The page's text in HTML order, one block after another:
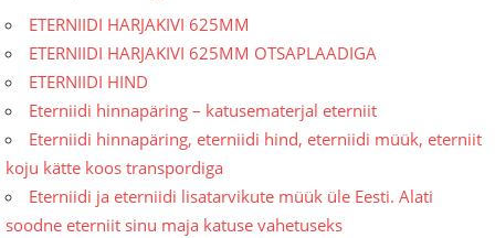
ETERNIIDI HARJAKIVI 625MM
ETERNIIDI HARJAKIVI 625MM OTSAPLAADIGA
ETERNIIDI HIND
Eterniidi hinnapäring – katusematerjal eterniit
Eterniidi hinnapäring, eterniidi hind, eterniidi müük, eterniit
koju kätte koos transpordiga
Eterniidi ja eterniidi lisatarvikute müük üle Eesti. Alati
soodne eterniit sinu maja katuse vahetuseks